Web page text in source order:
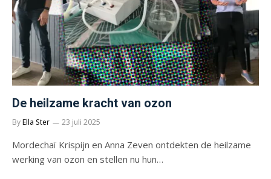
De heilzame kracht van ozon
ByElla Ster 23 juli 2025
Mordechaï Krispijn en Anna Zeven ontdekten de heilzame
werking van ozon en stellen nu hun…